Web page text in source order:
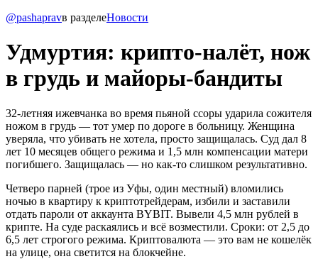
@pashapravв разделеНовости
Удмуртия: крипто-налёт, нож
в грудь и майоры-бандиты
32-летняя ижевчанка во время пьяной ссоры ударила сожителя
ножом в грудь — тот умер по дороге в больницу. Женщина
уверяла, что убивать не хотела, просто защищалась. Суд дал 8
лет 10 месяцев общего режима и 1,5 млн компенсации матери
погибшего. Защищалась — но как-то слишком результативно.
Четверо парней (трое из Уфы, один местный) вломились
ночью в квартиру к криптотрейдерам, избили и заставили
отдать пароли от аккаунта BYBIT. Вывели 4,5 млн рублей в
крипте. На суде раскаялись и всё возместили. Сроки: от 2,5 до
6,5 лет строгого режима. Криптовалюта — это вам не кошелёк
на улице, она светится на блокчейне.